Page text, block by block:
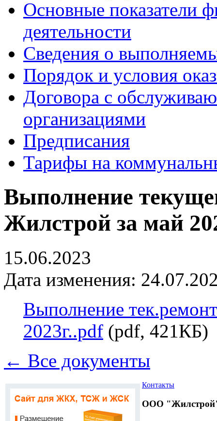
Основные показатели
деятельности
Сведения о
Порядок и условия
Договора с
организациями
Предписания
Тарифы на
Выполнение
Жилстрой за май
15.06.2023
Дата изменения:
Выполнение
2023г..pdf (pdf, 421КБ)
← Все документы
Контакты
ООО